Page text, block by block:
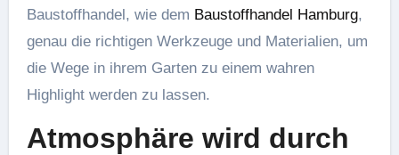
Baustoffhandel, wie dem Baustoffhandel Hamburg,
genau die richtigen Werkzeuge und Materialien, um
die Wege in ihrem Garten zu einem wahren
Highlight werden zu lassen.
Atmosphäre wird durch